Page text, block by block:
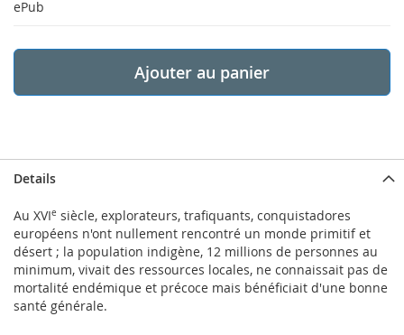
ePub
Ajouter au panier
Details
Au XVIe siècle, explorateurs, trafiquants, conquistadores
européens n'ont nullement rencontré un monde primitif et
désert ; la population indigène, 12 millions de personnes au
minimum, vivait des ressources locales, ne connaissait pas de
mortalité endémique et précoce mais bénéficiait d'une bonne
santé générale.